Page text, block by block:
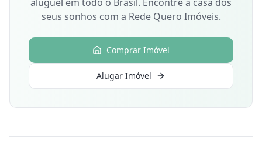
seus sonhos com a Rede Quero Imóveis.
Comprar Imóvel
Alugar Imóvel